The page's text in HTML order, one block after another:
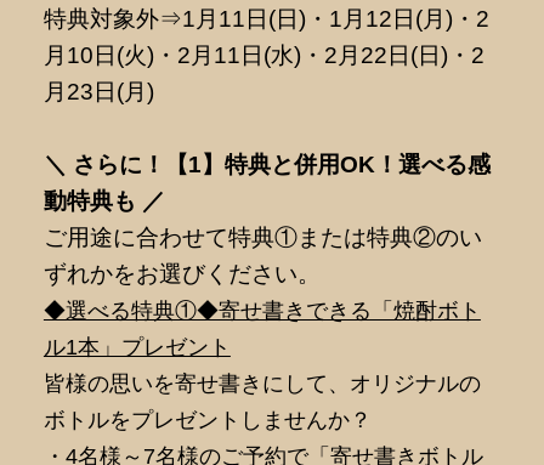
特典対象外⇒1月11日(日)・1月12日(月)・2
月10日(火)・2月11日(水)・2月22日(日)・2
月23日(月)
＼ さらに！【1】特典と併用OK！選べる感
動特典も ／
ご用途に合わせて特典①または特典②のい
ずれかをお選びください。
◆選べる特典①◆寄せ書きできる「焼酎ボト
ル1本」プレゼント
皆様の思いを寄せ書きにして、オリジナルの
ボトルをプレゼントしませんか？
・4名様～7名様のご予約で「寄せ書きボトル